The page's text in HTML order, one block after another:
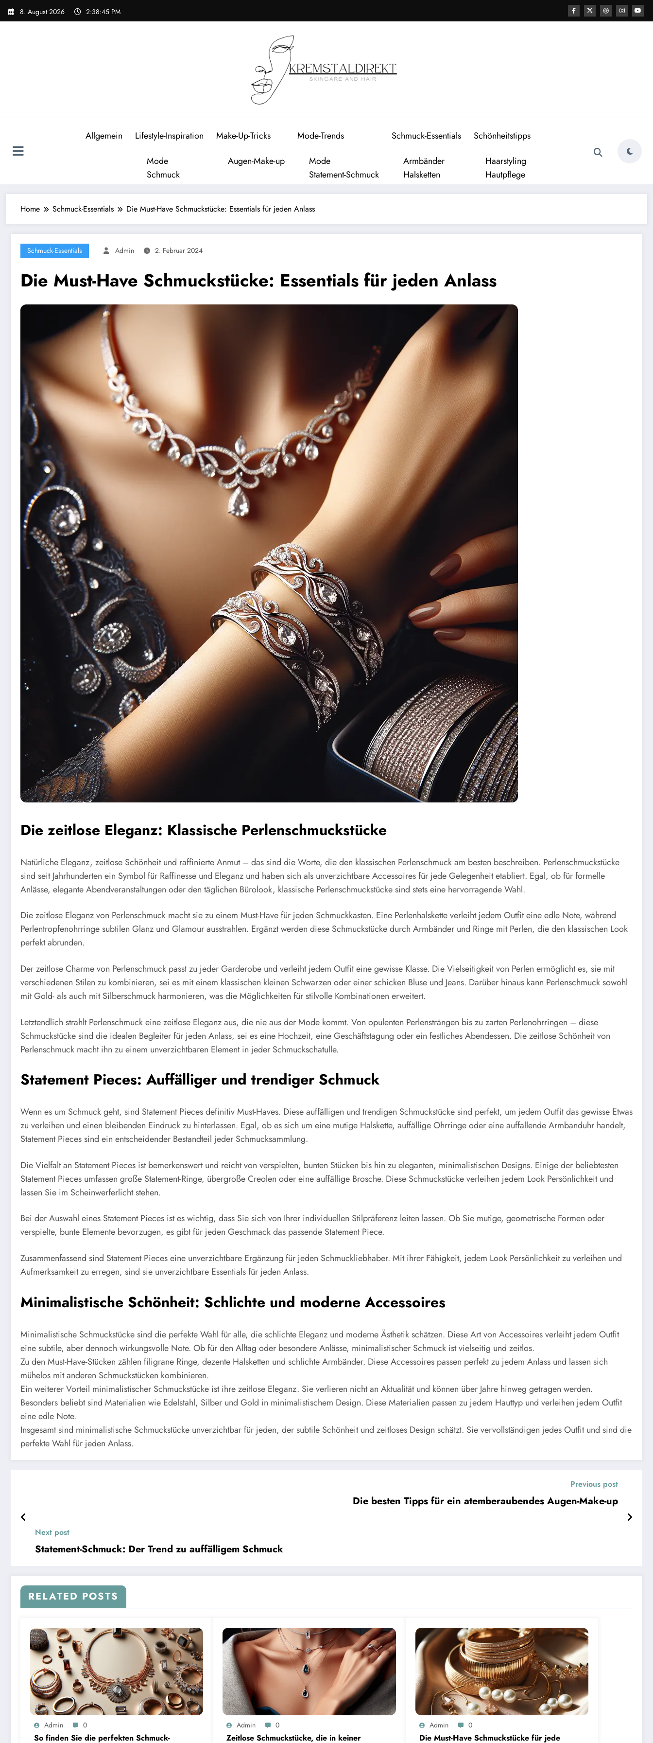
Zum
Inhalt
8. August 2026 2:38:47 PM
Allgemein
Lifestyle-Inspiration
Mode
Schmuck
Make-Up-Tricks
Augen-Make-up
Mode-Trends
Mode
Statement-Schmuck
Schmuck-Essentials
Armbänder
Halsketten
Schönheitstipps
Haarstyling
Hautpflege
Home Schmuck-Essentials Die Must-Have Schmuckstücke: Essentials für jeden Anlass
Schmuck-Essentials Admin 2. Februar 2024
Die Must-Have Schmuckstücke: Essentials für jeden Anlass
Die zeitlose Eleganz: Klassische Perlenschmuckstücke
Natürliche Eleganz, zeitlose Schönheit und raffinierte Anmut – das sind die Worte, die den klassischen Perlenschmuck am besten beschreiben. Perlenschmuckstücke
sind seit Jahrhunderten ein Symbol für Raffinesse und Eleganz und haben sich als unverzichtbare Accessoires für jede Gelegenheit etabliert. Egal, ob für formelle
Anlässe, elegante Abendveranstaltungen oder den täglichen Bürolook, klassische Perlenschmuckstücke sind stets eine hervorragende Wahl.
Die zeitlose Eleganz von Perlenschmuck macht sie zu einem Must-Have für jeden Schmuckkasten. Eine Perlenhalskette verleiht jedem Outfit eine edle Note, während
Perlentropfenohrringe subtilen Glanz und Glamour ausstrahlen. Ergänzt werden diese Schmuckstücke durch Armbänder und Ringe mit Perlen, die den klassischen Look
perfekt abrunden.
Der zeitlose Charme von Perlenschmuck passt zu jeder Garderobe und verleiht jedem Outfit eine gewisse Klasse. Die Vielseitigkeit von Perlen ermöglicht es, sie mit
verschiedenen Stilen zu kombinieren, sei es mit einem klassischen kleinen Schwarzen oder einer schicken Bluse und Jeans. Darüber hinaus kann Perlenschmuck sowohl
mit Gold- als auch mit Silberschmuck harmonieren, was die Möglichkeiten für stilvolle Kombinationen erweitert.
Letztendlich strahlt Perlenschmuck eine zeitlose Eleganz aus, die nie aus der Mode kommt. Von opulenten Perlensträngen bis zu zarten Perlenohrringen – diese
Schmuckstücke sind die idealen Begleiter für jeden Anlass, sei es eine Hochzeit, eine Geschäftstagung oder ein festliches Abendessen. Die zeitlose Schönheit von
Perlenschmuck macht ihn zu einem unverzichtbaren Element in jeder Schmuckschatulle.
Statement Pieces: Auffälliger und trendiger Schmuck
Wenn es um Schmuck geht, sind Statement Pieces definitiv Must-Haves. Diese auffälligen und trendigen Schmuckstücke sind perfekt, um jedem Outfit das gewisse Etwas
zu verleihen und einen bleibenden Eindruck zu hinterlassen. Egal, ob es sich um eine mutige Halskette, auffällige Ohrringe oder eine auffallende Armbanduhr handelt,
Statement Pieces sind ein entscheidender Bestandteil jeder Schmucksammlung.
Die Vielfalt an Statement Pieces ist bemerkenswert und reicht von verspielten, bunten Stücken bis hin zu eleganten, minimalistischen Designs. Einige der beliebtesten
Statement Pieces umfassen große Statement-Ringe, übergroße Creolen oder eine auffällige Brosche. Diese Schmuckstücke verleihen jedem Look Persönlichkeit und
lassen Sie im Scheinwerferlicht stehen.
Bei der Auswahl eines Statement Pieces ist es wichtig, dass Sie sich von Ihrer individuellen Stilpräferenz leiten lassen. Ob Sie mutige, geometrische Formen oder
verspielte, bunte Elemente bevorzugen, es gibt für jeden Geschmack das passende Statement Piece.
Zusammenfassend sind Statement Pieces eine unverzichtbare Ergänzung für jeden Schmuckliebhaber. Mit ihrer Fähigkeit, jedem Look Persönlichkeit zu verleihen und
Aufmerksamkeit zu erregen, sind sie unverzichtbare Essentials für jeden Anlass.
Minimalistische Schönheit: Schlichte und moderne Accessoires
Minimalistische Schmuckstücke sind die perfekte Wahl für alle, die schlichte Eleganz und moderne Ästhetik schätzen. Diese Art von Accessoires verleiht jedem Outfit
eine subtile, aber dennoch wirkungsvolle Note. Ob für den Alltag oder besondere Anlässe, minimalistischer Schmuck ist vielseitig und zeitlos.
Zu den Must-Have-Stücken zählen filigrane Ringe, dezente Halsketten und schlichte Armbänder. Diese Accessoires passen perfekt zu jedem Anlass und lassen sich
mühelos mit anderen Schmuckstücken kombinieren.
Ein weiterer Vorteil minimalistischer Schmuckstücke ist ihre zeitlose Eleganz. Sie verlieren nicht an Aktualität und können über Jahre hinweg getragen werden.
Besonders beliebt sind Materialien wie Edelstahl, Silber und Gold in minimalistischem Design. Diese Materialien passen zu jedem Hauttyp und verleihen jedem Outfit
eine edle Note.
Insgesamt sind minimalistische Schmuckstücke unverzichtbar für jeden, der subtile Schönheit und zeitloses Design schätzt. Sie vervollständigen jedes Outfit und sind die
perfekte Wahl für jeden Anlass.
Previous post
Die besten Tipps für ein atemberaubendes Augen-Make-up
Next post
Statement-Schmuck: Der Trend zu auffälligem Schmuck
RELATED POSTS
Admin 0
So finden Sie die perfekten Schmuck-
Admin 0
Zeitlose Schmuckstücke, die in keiner
Admin 0
Die Must-Have Schmuckstücke für jede